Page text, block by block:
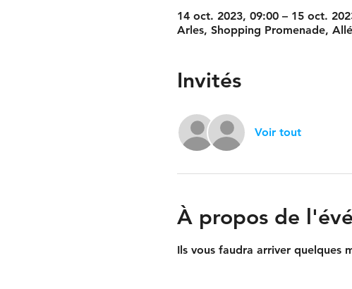
14 oct. 2023, 09:00 – 15 oct.
Arles, Shopping Promenade,
Invités
Voir tout
À propos de
Ils vous faudra arriver quelques